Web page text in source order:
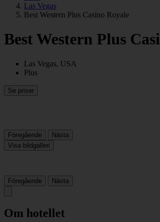
Las Vegas
Best Western Plus Casino Royale
Best Western Plus
Las Vegas, USA
Plus
Se priser
Föregående
Nästa
Visa bildgalleri
Föregående Nästa
Om hotellet